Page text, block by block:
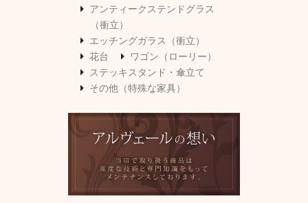
アンティークステンドグラス
（衝立）
エッチングガラス（衝立）
花台
ワゴン（ローリー）
ステッキスタンド・傘立て
その他（特殊な家具）